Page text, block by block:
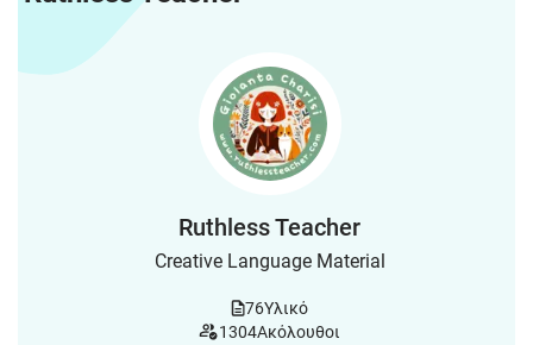
Ruthless Teacher
Creative Language Material
76Υλικό
1304Ακόλουθοι